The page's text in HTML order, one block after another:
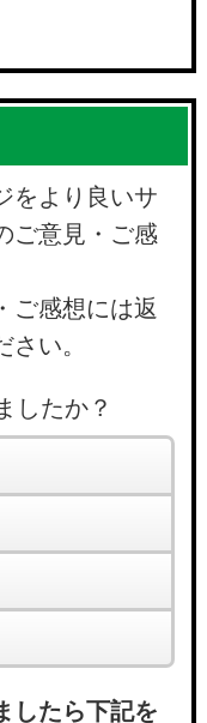
をより良いサ
ご意見・ご感
ご感想には返
い。
したか？
したら下記を